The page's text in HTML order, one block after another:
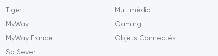
Tiger
MyWay
MyWay France
So Seven
Multimédia
Gaming
Objets Connectés